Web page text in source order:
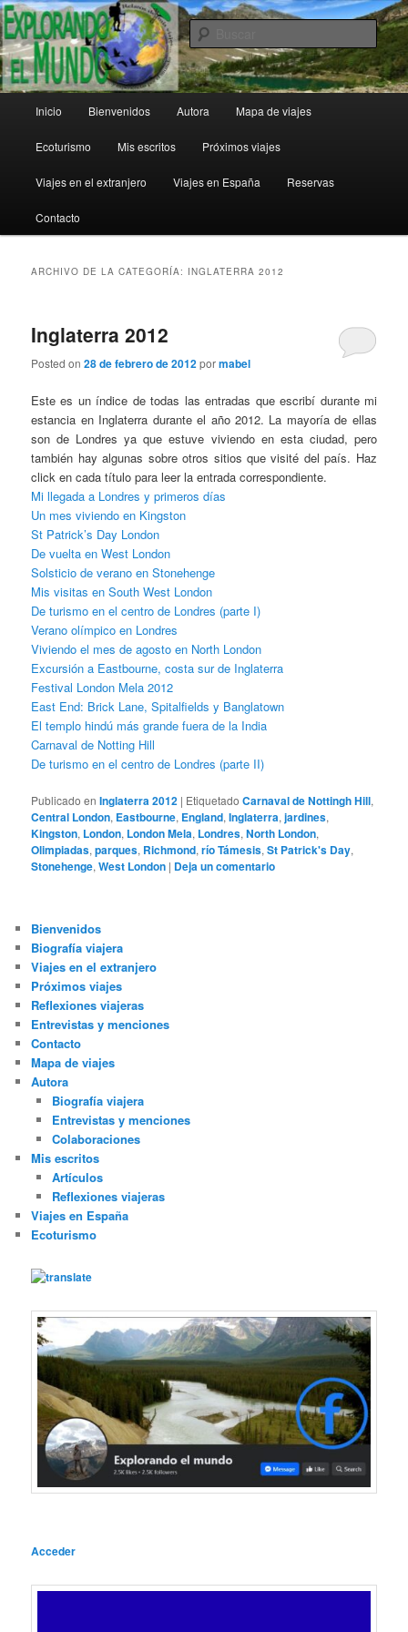
Ir
al
contenido
principal
Ir
al
contenido
secundarioExplorando el Mundo
principal
Inicio Bienvenidos Autora Mapa de viajes
Ecoturismo Mis escritos Próximos viajes
Viajes en el extranjero Viajes en España Reservas
Contacto
ARCHIVO DE LA CATEGORÍA: INGLATERRA 2012
Inglaterra 2012
Posted on28 de febrero de 2012pormabel
Este es un índice de todas las entradas que escribí durante mi
estancia en Inglaterra durante el año 2012. La mayoría de ellas
son de Londres ya que estuve viviendo en esta ciudad, pero
también hay algunas sobre otros sitios que visité del país. Haz
click en cada título para leer la entrada correspondiente.
Mi llegada a Londres y primeros días
Un mes viviendo en Kingston
St Patrick’s Day London
De vuelta en West London
Solsticio de verano en Stonehenge
Mis visitas en South West London
De turismo en el centro de Londres (parte I)
Verano olímpico en Londres
Viviendo el mes de agosto en North London
Excursión a Eastbourne, costa sur de Inglaterra
Festival London Mela 2012
East End: Brick Lane, Spitalfields y Banglatown
El templo hindú más grande fuera de la India
Carnaval de Notting Hill
De turismo en el centro de Londres (parte II)
Publicado en Inglaterra 2012 | Etiquetado Carnaval de Nottingh Hill,
Central London, Eastbourne, England,Inglaterra,jardines,
Kingston, London, London Mela, Londres,North London,
Olimpiadas,parques, Richmond,río Támesis,St Patrick's Day,
Stonehenge,West London | Deja un comentario
Bienvenidos
Biografía viajera
Viajes en el extranjero
Próximos viajes
Reflexiones viajeras
Entrevistas y menciones
Contacto
Mapa de viajes
Autora
Biografía viajera
Entrevistas y menciones
Colaboraciones
Mis escritos
Artículos
Reflexiones viajeras
Viajes en España
Ecoturismo
Acceder